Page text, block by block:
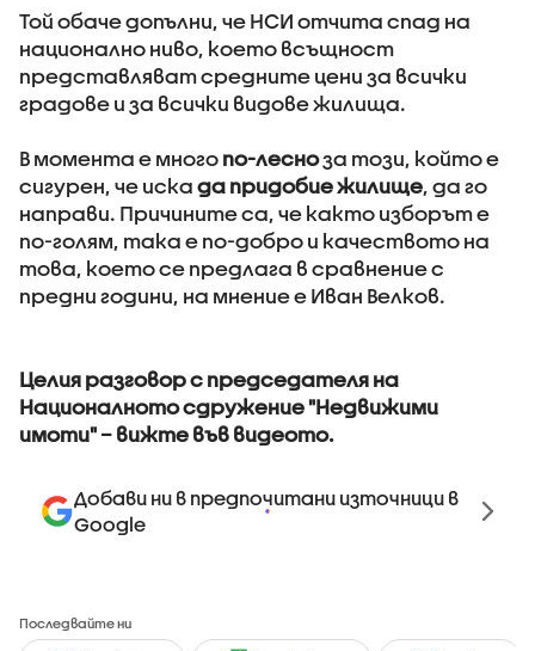
Той обаче допълни, че НСИ отчита спад на
национално ниво, което всъщност
представляват средните цени за всички
градове и за всички видове жилища.
В момента е много по-лесноза този, който е
сигурен, че иска да придобие жилище, да го
направи. Причините са, че както изборът е
по-голям, така е по-добро и качеството на
това, което се предлага в сравнение с
предни години, на мнение е Иван Велков.
Целия разговор с председателя на
Националното сдружение "Недвижими
имоти" – вижте във видеото.
Добави ни в предпочитани източници в
Google
Последвайте ни